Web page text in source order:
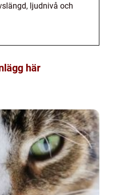
ljudnivå och
här